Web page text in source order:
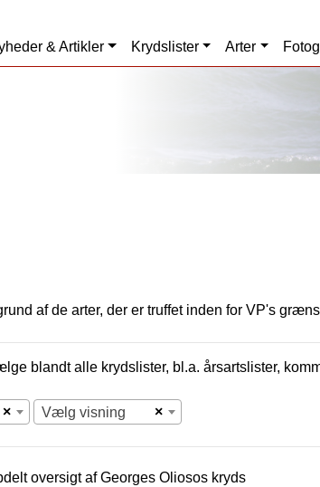
& Artikler Krydslister Arter
af de arter, der er truffet inden for VP's
blandt alle krydslister, bl.a. årsartslister,
× ×
Vælg visning
oversigt afGeorges Oliosos kryds